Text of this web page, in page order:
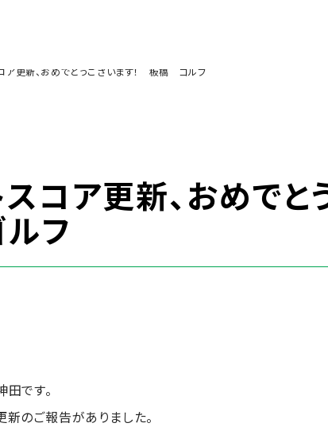
コア更新、おめでとうございます！ 板橋 ゴルフ
スコア更新、おめでと
フ
です。
のご報告がありました。